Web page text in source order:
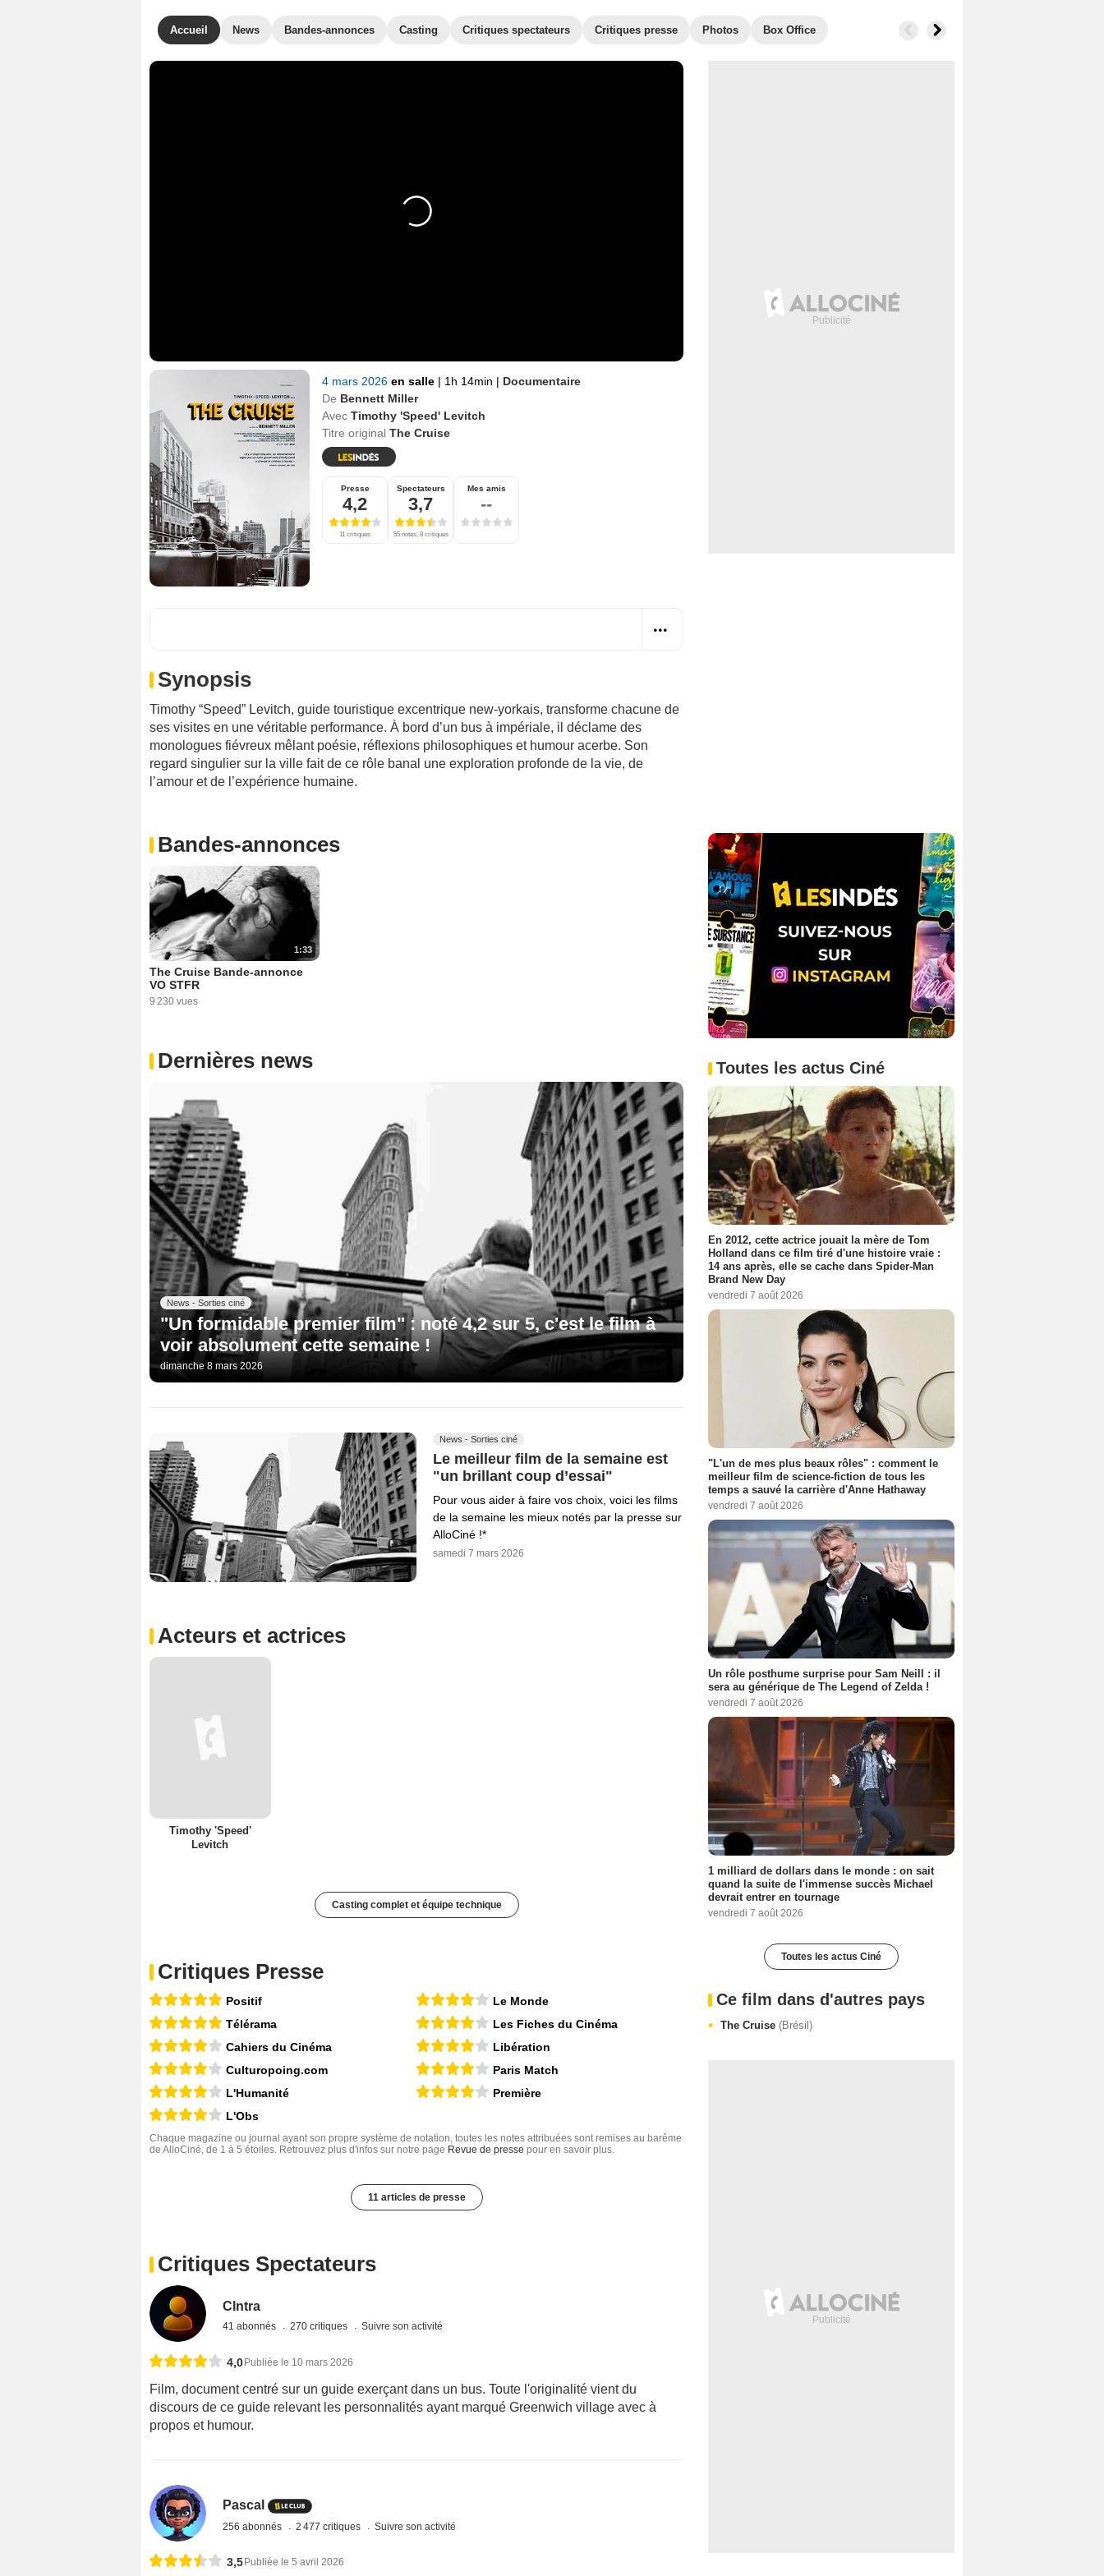
Accueil News Bandes-annonces Casting Critiques spectateurs Critiques presse Photos Box Office
4 mars 2026 en salle | 1h 14min | Documentaire
De Bennett Miller
Avec Timothy 'Speed' Levitch
Titre original The Cruise
Presse
4,2
11 critiques
Spectateurs
3,7
55 notes, 8 critiques
Mes amis
--
Synopsis
Timothy “Speed” Levitch, guide touristique excentrique new-yorkais, transforme chacune de
ses visites en une véritable performance. À bord d’un bus à impériale, il déclame des
monologues fiévreux mêlant poésie, réflexions philosophiques et humour acerbe. Son
regard singulier sur la ville fait de ce rôle banal une exploration profonde de la vie, de
l’amour et de l’expérience humaine.
Bandes-annonces
1:33
The Cruise Bande-annonce
VO STFR
9 230 vues
Dernières news
News - Sorties ciné
"Un formidable premier film" : noté 4,2 sur 5, c'est le film à
voir absolument cette semaine !
dimanche 8 mars 2026
News - Sorties ciné
Le meilleur film de la semaine est
"un brillant coup d’essai"
Pour vous aider à faire vos choix, voici les films
de la semaine les mieux notés par la presse sur
AlloCiné !*
samedi 7 mars 2026
Acteurs et actrices
Timothy 'Speed'
Levitch
Casting complet et équipe technique
Critiques Presse
Positif
Télérama
Cahiers du Cinéma
Culturopoing.com
L'Humanité
L'Obs
Le Monde
Les Fiches du Cinéma
Libération
Paris Match
Première
Chaque magazine ou journal ayant son propre système de notation, toutes les notes attribuées sont remises au barême
de AlloCiné, de 1 à 5 étoiles. Retrouvez plus d'infos sur notre page Revue de presse pour en savoir plus.
11 articles de presse
Critiques Spectateurs
Clntra
41 abonnés 270 critiques Suivre son activité
4,0 Publiée le 10 mars 2026
Film, document centré sur un guide exerçant dans un bus. Toute l'originalité vient du
discours de ce guide relevant les personnalités ayant marqué Greenwich village avec à
propos et humour.
Pascal
256 abonnés 2 477 critiques Suivre son activité
3,5 Publiée le 5 avril 2026
Toutes les actus Ciné
En 2012, cette actrice jouait la mère de Tom
Holland dans ce film tiré d'une histoire vraie :
14 ans après, elle se cache dans Spider-Man
Brand New Day
vendredi 7 août 2026
"L'un de mes plus beaux rôles" : comment le
meilleur film de science-fiction de tous les
temps a sauvé la carrière d'Anne Hathaway
vendredi 7 août 2026
Un rôle posthume surprise pour Sam Neill : il
sera au générique de The Legend of Zelda !
vendredi 7 août 2026
1 milliard de dollars dans le monde : on sait
quand la suite de l'immense succès Michael
devrait entrer en tournage
vendredi 7 août 2026
Toutes les actus Ciné
Ce film dans d'autres pays
The Cruise (Brésil)